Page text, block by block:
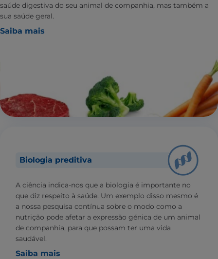
saúde digestiva do seu animal de companhia, mas também a
sua saúde geral.
Saiba mais
Biologia preditiva
A ciência indica-nos que a biologia é importante no
que diz respeito à saúde. Um exemplo disso mesmo é
a nossa pesquisa contínua sobre o modo como a
nutrição pode afetar a expressão génica de um animal
de companhia, para que possam ter uma vida
saudável.
Saiba mais